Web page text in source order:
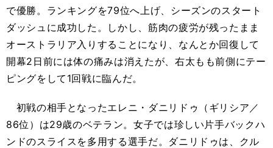
で優勝。ランキングを79位へ上げ、シーズンのスタート
ダッシュに成功した。しかし、筋肉の疲労が残ったまま
オーストラリア入りすることになり、なんとか回復して
開幕2日前には体の痛みは消えたが、右太もも前側にテー
ピングをして1回戦に臨んだ。
初戦の相手となったエレニ・ダニリドゥ（ギリシア／
86位）は29歳のベテラン。女子では珍しい片手バックハ
ンドのスライスを多用する選手だ。ダニリドゥは、クル